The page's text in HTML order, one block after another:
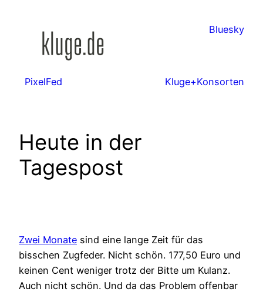
Bluesky
PixelFed Kluge+Konsorten
Heute in der
Tagespost
Zwei Monate sind eine lange Zeit für das
bisschen Zugfeder. Nicht schön. 177,50 Euro und
keinen Cent weniger trotz der Bitte um Kulanz.
Auch nicht schön. Und da das Problem offenbar